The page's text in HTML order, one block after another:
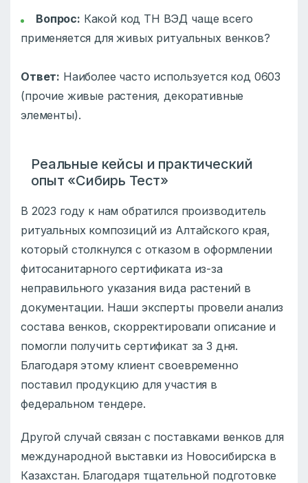
Вопрос: Какой код ТН ВЭД чаще всего
применяется для живых ритуальных венков?
Ответ: Наиболее часто используется код 0603
(прочие живые растения, декоративные
элементы).
Реальные кейсы и практический
опыт «Сибирь Тест»
В 2023 году к нам обратился производитель
ритуальных композиций из Алтайского края,
который столкнулся с отказом в оформлении
фитосанитарного сертификата из-за
неправильного указания вида растений в
документации. Наши эксперты провели анализ
состава венков, скорректировали описание и
помогли получить сертификат за 3 дня.
Благодаря этому клиент своевременно
поставил продукцию для участия в
федеральном тендере.
Другой случай связан с поставками венков для
международной выставки из Новосибирска в
Казахстан. Благодаря тщательной подготовке